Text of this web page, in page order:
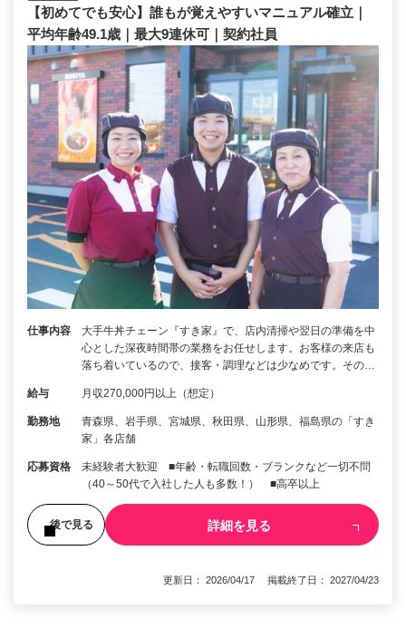
【初めてでも安心】誰もが覚えやすいマニュアル確立｜
平均年齢49.1歳｜最大9連休可｜契約社員
仕事内容
大手牛丼チェーン『すき家』で、店内清掃や翌日の準備を中
心とした深夜時間帯の業務をお任せします。お客様の来店も
落ち着いているので、接客・調理などは少なめです。その…
給与 月収270,000円以上（想定）
勤務地
青森県、岩手県、宮城県、秋田県、山形県、福島県の「すき
家」各店舗
応募資格
未経験者大歓迎 ■年齢・転職回数・ブランクなど一切不問
（40～50代で入社した人も多数！） ■高卒以上
後で見る 詳細を見る
更新日： 2026/04/17 掲載終了日： 2027/04/23